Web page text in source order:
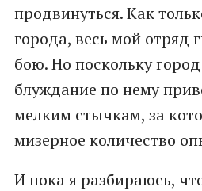
продвинуться. Как
города, весь мой отряд
бою. Но поскольку
блуждание по нему
мелким стычкам, за
мизерное количество
И пока я разбираюсь,